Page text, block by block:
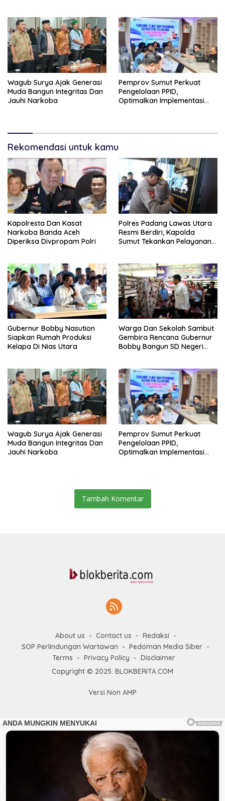
Wagub Surya Ajak Generasi
Muda Bangun Integritas Dan
Jauhi Narkoba
Pemprov Sumut Perkuat
Pengelolaan PPID,
Optimalkan Implementasi
Rekomendasi untuk kamu
Kapolresta Dan Kasat
Narkoba Banda Aceh
Diperiksa Divpropam Polri
Polres Padang Lawas Utara
Resmi Berdiri, Kapolda
Sumut Tekankan Pelayanan
Gubernur Bobby Nasution
Siapkan Rumah Produksi
Kelapa Di Nias Utara
Warga Dan Sekolah Sambut
Gembira Rencana Gubernur
Bobby Bangun SD Negeri
Wagub Surya Ajak Generasi
Muda Bangun Integritas Dan
Jauhi Narkoba
Pemprov Sumut Perkuat
Pengelolaan PPID,
Optimalkan Implementasi
Tambah Komentar
About us Contact us
Redaksi
SOP Perlindungan Wartawan
Pedoman Media Siber
Terms
Privacy Policy
Disclaimer
Copyright © 2025. BLOKBERITA.COM
Versi Non AMP